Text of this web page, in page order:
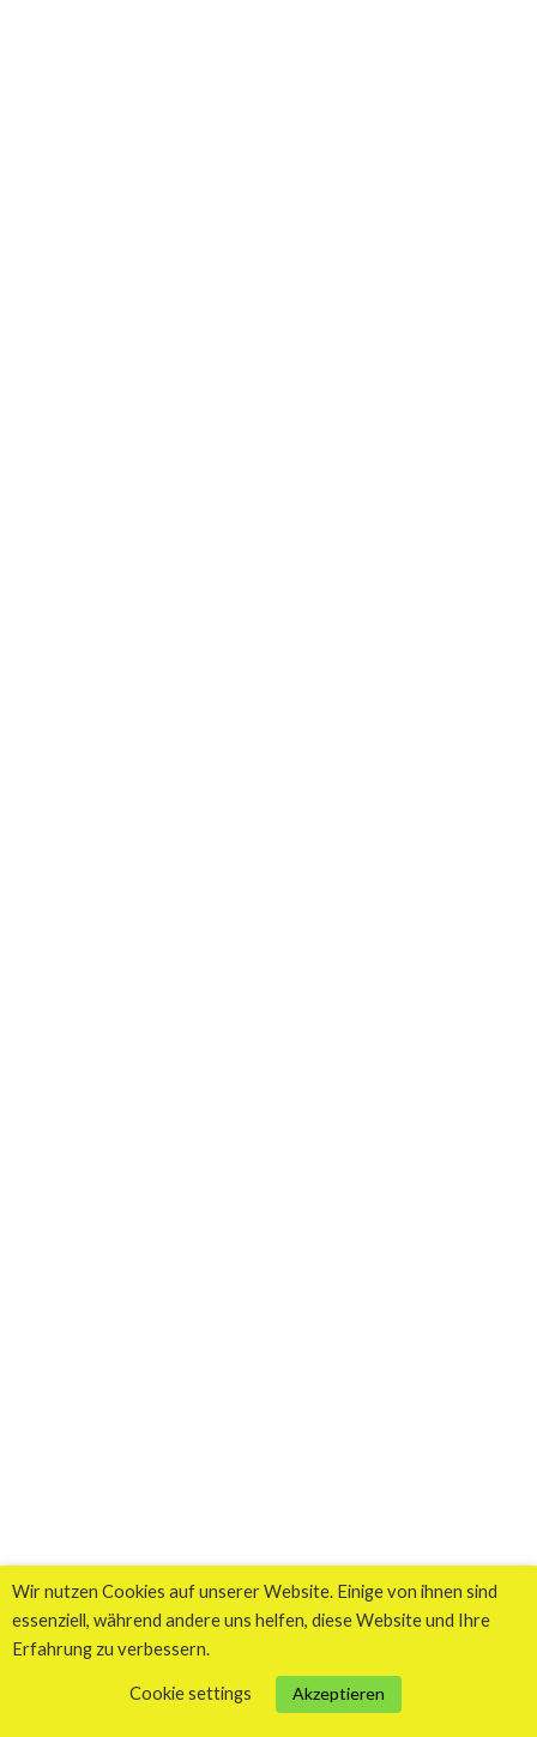
Wir nutzen Cookies auf unserer Website. Einige von ihnen sind
essenziell, während andere uns helfen, diese Website und Ihre
Erfahrung zu verbessern.
Cookie settings Akzeptieren